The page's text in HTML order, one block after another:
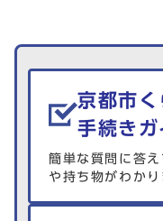
生活情報を探
京都市く
手続きガ
簡単な質問に答
や持ち物がわかり